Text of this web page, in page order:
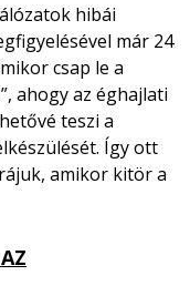
hibái
már 24
csap le a
ahogy az éghajlati
teszi a
Így ott
amikor kitör a